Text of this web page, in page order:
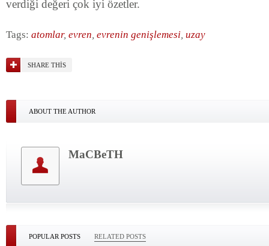
verdiği değeri çok iyi özetler.
Tags: atomlar, evren, evrenin genişlemesi, uzay
SHARE THIS
ABOUT THE AUTHOR
MaCBeTH
POPULAR POSTS RELATED POSTS